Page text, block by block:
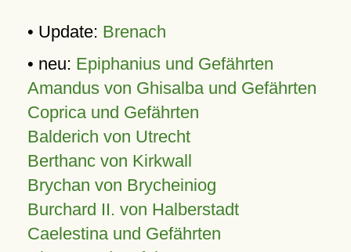
• Update: Brenach
• neu: Epiphanius und Gefährten
Amandus von Ghisalba und Gefährten
Coprica und Gefährten
Balderich von Utrecht
Berthanc von Kirkwall
Brychan von Brycheiniog
Burchard II. von Halberstadt
Caelestina und Gefährten